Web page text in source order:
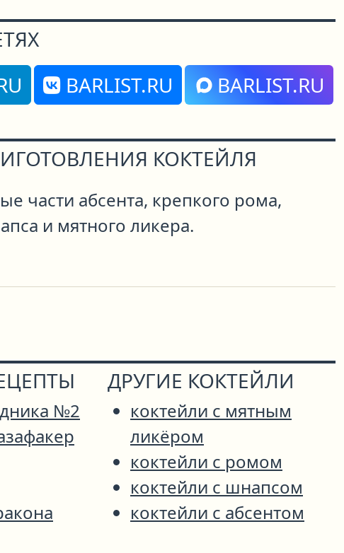
BARLIST.RU BARLIST.RU
КОКТЕЙЛЯ
части абсента, крепкого рома,
и мятного ликера.
№2
ДРУГИЕ КОКТЕЙЛИ
коктейли с мятным
ликёром
коктейли с ромом
коктейли с шнапсом
коктейли с абсентом